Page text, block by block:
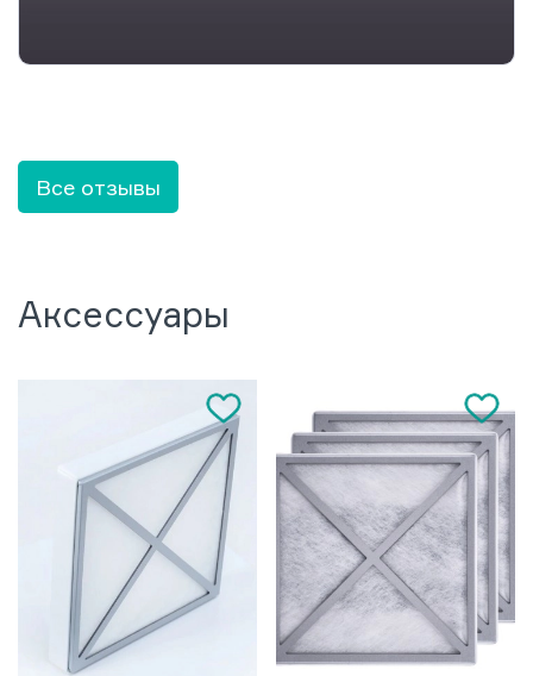
Все отзывы
Аксессуары